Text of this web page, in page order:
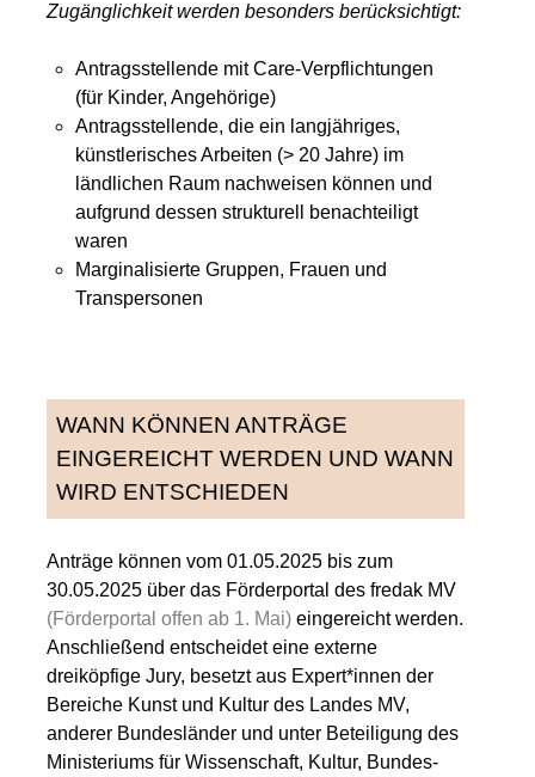
Zugänglichkeit werden besonders berücksichtigt:
Antragsstellende mit Care-Verpflichtungen
(für Kinder, Angehörige)
Antragsstellende, die ein langjähriges,
künstlerisches Arbeiten (> 20 Jahre) im
ländlichen Raum nachweisen können und
aufgrund dessen strukturell benachteiligt
waren
Marginalisierte Gruppen, Frauen und
Transpersonen
WANN KÖNNEN ANTRÄGE
EINGEREICHT WERDEN UND WANN
WIRD ENTSCHIEDEN
Anträge können vom 01.05.2025 bis zum
30.05.2025 über das Förderportal des fredak MV
(Förderportal offen ab 1. Mai) eingereicht werden.
Anschließend entscheidet eine externe
dreiköpfige Jury, besetzt aus Expert*innen der
Bereiche Kunst und Kultur des Landes MV,
anderer Bundesländer und unter Beteiligung des
Ministeriums für Wissenschaft, Kultur, Bundes-